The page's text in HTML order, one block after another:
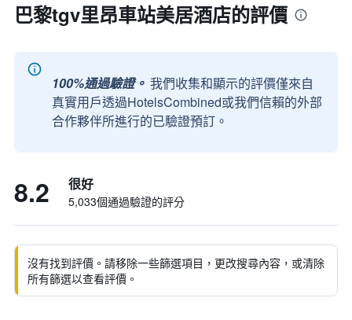
巴黎tgv里昂車站美居酒店的評價
100%通過驗證。 我們收集和顯示的評價僅來自
真實用戶透過HotelsCombined或我們信賴的外部
合作夥伴所進行的已驗證預訂。
8.2 很好
5,033個通過驗證的評分
沒有找到評價。請移除一些篩選項目，更改搜尋內容，或清除
所有篩選以查看評價。